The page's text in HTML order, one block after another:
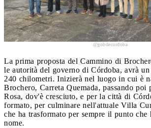
@gobdecordoba
La prima proposta del Cammino di
le autorità del governo di Córdoba, avrà
240 chilometri. Inizierà nel luogo in cui è
Brochero, Carreta Quemada, passando poi
Rosa, dov'è cresciuto, e per la città di
formato, per culminare nell'attuale Villa
che ha trasformato per sempre il punto che
nome.